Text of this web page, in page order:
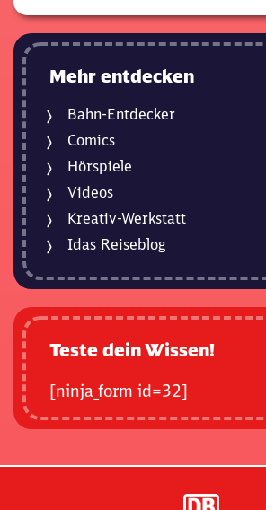
Mehr entdecken
Bahn-Entdecker
Comics
Hörspiele
Videos
Kreativ-Werkstatt
Idas Reiseblog
Teste dein Wissen!
[ninja_form id=32]